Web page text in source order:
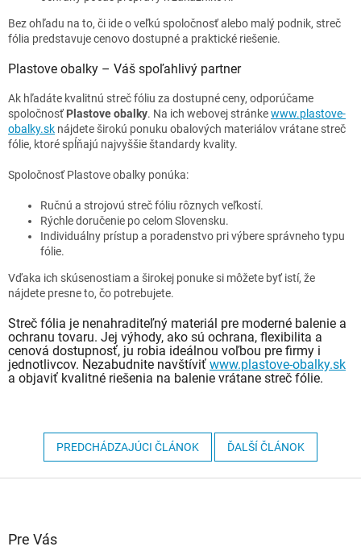
Bez ohľadu na to, či ide o veľkú spoločnosť alebo malý podnik, streč
fólia predstavuje cenovo dostupné a praktické riešenie.
Plastove obalky – Váš spoľahlivý partner
Ak hľadáte kvalitnú streč fóliu za dostupné ceny, odporúčame
spoločnosť Plastove obalky. Na ich webovej stránkewww.plastove-
obalky.sk nájdete širokú ponuku obalových materiálov vrátane streč
fólie, ktoré spĺňajú najvyššie štandardy kvality.
Spoločnosť Plastove obalky ponúka:
Ručnú a strojovú streč fóliu rôznych veľkostí.
Rýchle doručenie po celom Slovensku.
Individuálny prístup a poradenstvo pri výbere správneho typu
fólie.
Vďaka ich skúsenostiam a širokej ponuke si môžete byť istí, že
nájdete presne to, čo potrebujete.
Streč fólia je nenahraditeľný materiál pre moderné balenie a
ochranu tovaru. Jej výhody, ako sú ochrana, flexibilita a
cenová dostupnosť, ju robia ideálnou voľbou pre firmy i
jednotlivcov. Nezabudnite navštíviť www.plastove-obalky.sk
a objaviť kvalitné riešenia na balenie vrátane streč fólie.
PREDCHÁDZAJÚCI ČLÁNOK ĎALŠÍ ČLÁNOK
Pre Vás